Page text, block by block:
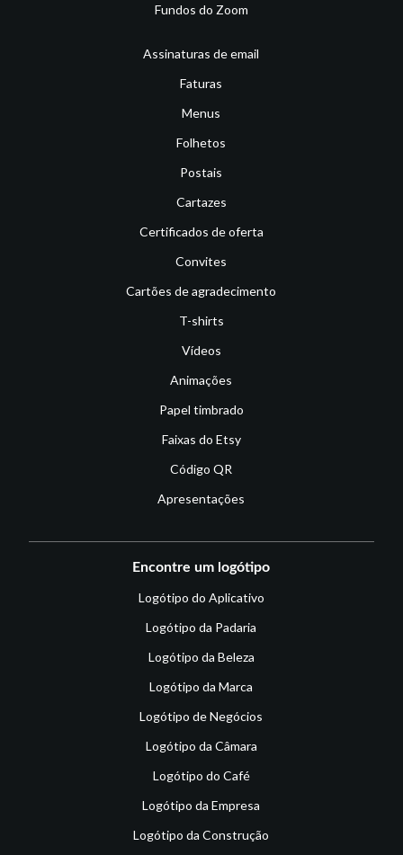
Fundos do Zoom
Assinaturas de email
Faturas
Menus
Folhetos
Postais
Cartazes
Certificados de oferta
Convites
Cartões de agradecimento
T-shirts
Vídeos
Animações
Papel timbrado
Faixas do Etsy
Código QR
Apresentações
Encontre um logótipo
Logótipo do Aplicativo
Logótipo da Padaria
Logótipo da Beleza
Logótipo da Marca
Logótipo de Negócios
Logótipo da Câmara
Logótipo do Café
Logótipo da Empresa
Logótipo da Construção